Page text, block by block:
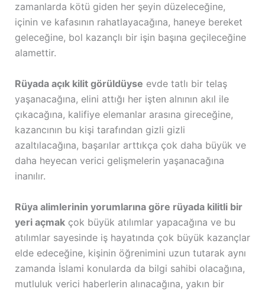
zamanlarda kötü giden her şeyin düzeleceğine,
içinin ve kafasının rahatlayacağına, haneye bereket
geleceğine, bol kazançlı bir işin başına geçileceğine
alamettir.
Rüyada açık kilit görüldüyse evde tatlı bir telaş
yaşanacağına, elini attığı her işten alnının akıl ile
çıkacağına, kalifiye elemanlar arasına gireceğine,
kazancının bu kişi tarafından gizli gizli
azaltılacağına, başarılar arttıkça çok daha büyük ve
daha heyecan verici gelişmelerin yaşanacağına
inanılır.
Rüya alimlerinin yorumlarına göre rüyada kilitli bir
yeri açmakçok büyük atılımlar yapacağına ve bu
atılımlar sayesinde iş hayatında çok büyük kazançlar
elde edeceğine, kişinin öğrenimini uzun tutarak aynı
zamanda İslami konularda da bilgi sahibi olacağına,
mutluluk verici haberlerin alınacağına, yakın bir